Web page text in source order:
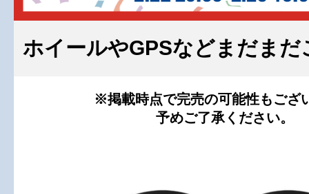
ホイールやGPSなどまだまだ
※掲載時点で完売の可能性もござ
予めご了承ください。